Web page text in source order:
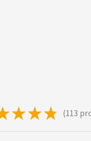
★★★ 113
113